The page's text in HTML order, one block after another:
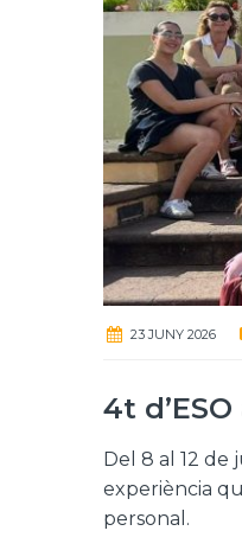
23 JUNY 2026
4t
Del 8 al 12 de
experiència
personal.